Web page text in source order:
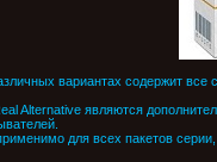
вариантах содержит все
Alternative являются
для всех пакетов